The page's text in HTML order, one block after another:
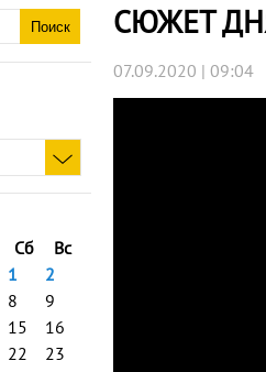
Сб
Вс
1
2
8
9
15
16
22
23
СЮЖЕТ
07.09.2020 | 09:04